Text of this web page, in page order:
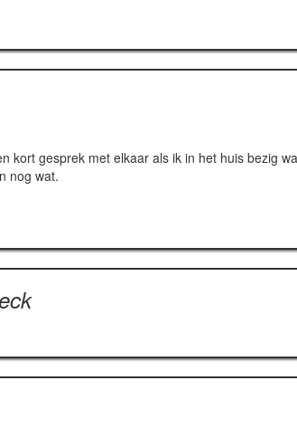
kort gesprek met elkaar als ik in het huis bezig
nog wat.